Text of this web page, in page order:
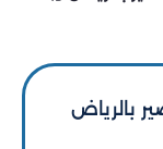
بالرياض